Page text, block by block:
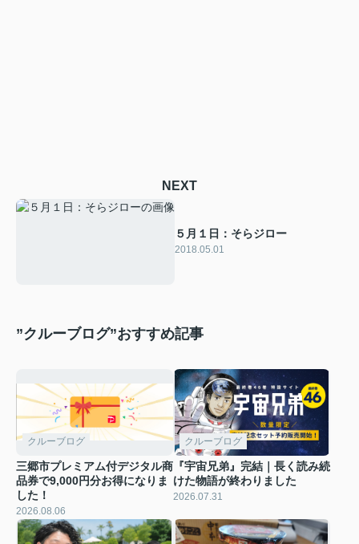
NEXT
５月１日：そらジロー
2018.05.01
”クルーブログ”おすすめ記事
クルーブログ
三郷市プレミアム付デジタル商
品券で9,000円分お得になりま
した！
2026.08.06
クルーブログ
『宇宙兄弟』完結｜長く読み続
けた物語が終わりました
2026.07.31